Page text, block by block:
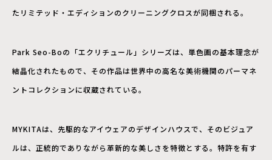
たリミテッド・エディションのクリーニングクロスが同梱される。
Park Seo-Boの「エクリチュール」シリーズは、単色画の基本理念が
結晶化されたもので、その作品は世界中の高名な美術機関のパーマネ
ントコレクションに収蔵されている。
MYKITAは、先駆的なアイウェアのデザインハウスで、そのビジュア
ルは、正統的でありながら革新的な美しさを特徴とする。特許を有す